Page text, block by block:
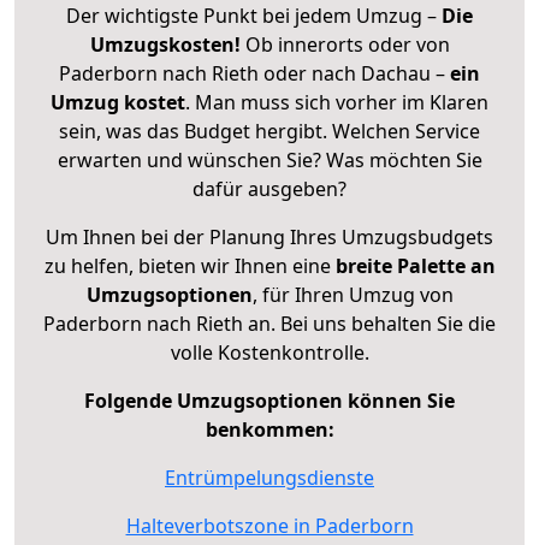
Der wichtigste Punkt bei jedem Umzug – Die
Umzugskosten! Ob innerorts oder von
Paderborn nach Rieth oder nach Dachau –ein
Umzug kostet. Man muss sich vorher im Klaren
sein, was das Budget hergibt. Welchen Service
erwarten und wünschen Sie? Was möchten Sie
dafür ausgeben?
Um Ihnen bei der Planung Ihres Umzugsbudgets
zu helfen, bieten wir Ihnen eine breite Palette an
Umzugsoptionen, für Ihren Umzug von
Paderborn nach Rieth an. Bei uns behalten Sie die
volle Kostenkontrolle.
Folgende Umzugsoptionen können Sie
benkommen:
Entrümpelungsdienste
Halteverbotszone in Paderborn